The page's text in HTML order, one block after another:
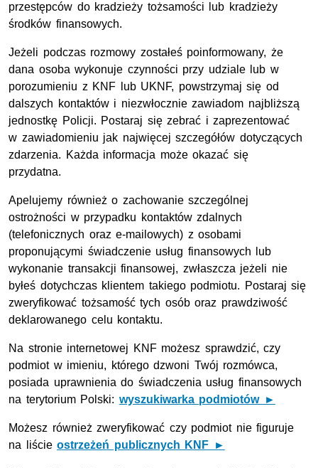
przestępców do kradzieży tożsamości lub kradzieży
środków finansowych.
Jeżeli podczas rozmowy zostałeś poinformowany, że
dana osoba wykonuje czynności przy udziale lub w
porozumieniu z KNF lub UKNF, powstrzymaj się od
dalszych kontaktów i niezwłocznie zawiadom najbliższą
jednostkę Policji. Postaraj się zebrać i zaprezentować
w zawiadomieniu jak najwięcej szczegółów dotyczących
zdarzenia. Każda informacja może okazać się
przydatna.
Apelujemy również o zachowanie szczególnej
ostrożności w przypadku kontaktów zdalnych
(telefonicznych oraz e-mailowych) z osobami
proponującymi świadczenie usług finansowych lub
wykonanie transakcji finansowej, zwłaszcza jeżeli nie
byłeś dotychczas klientem takiego podmiotu. Postaraj się
zweryfikować tożsamość tych osób oraz prawdziwość
deklarowanego celu kontaktu.
Na stronie internetowej KNF możesz sprawdzić, czy
podmiot w imieniu, którego dzwoni Twój rozmówca,
posiada uprawnienia do świadczenia usług finansowych
na terytorium Polski: wyszukiwarka podmiotów ►
Możesz również zweryfikować czy podmiot nie figuruje
na liścieostrzeżeń publicznych KNF ►